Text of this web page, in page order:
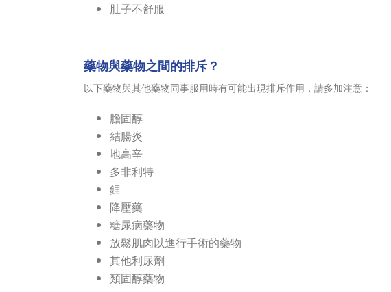
肚子不舒服
藥物與藥物之間的排斥？
以下藥物與其他藥物同事服用時有可能出現排斥作用，請多加注意：
膽固醇
結腸炎
地高辛
多非利特
鋰
降壓藥
糖尿病藥物
放鬆肌肉以進行手術的藥物
其他利尿劑
類固醇藥物